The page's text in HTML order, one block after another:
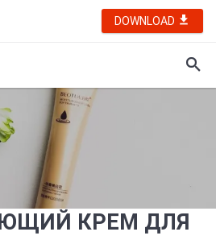
DOWNLOAD
КРЕМ ДЛЯ